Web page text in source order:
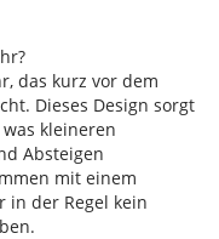
das kurz vor dem
Dieses Design sorgt
kleineren
Absteigen
mit einem
in der Regel kein